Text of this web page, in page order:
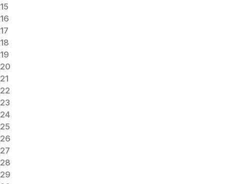
15
16
17
18
19
20
21
22
23
24
25
26
27
28
29